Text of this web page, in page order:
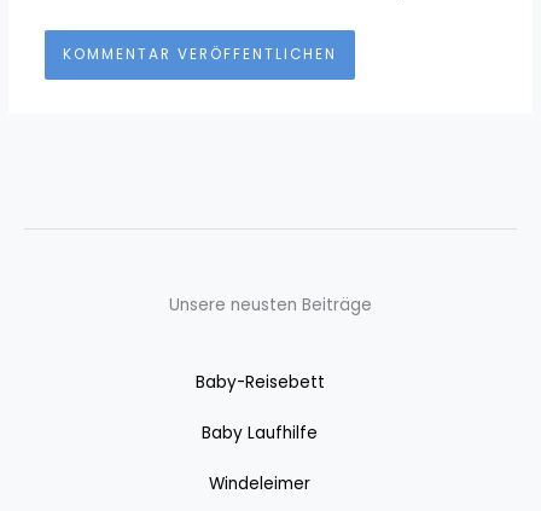
Unsere neusten Beiträge
Baby-Reisebett
Baby Laufhilfe
Windeleimer